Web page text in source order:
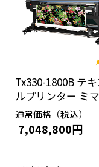
Tx330-1800B テ
ルプリンター ミ
通常価格（税込）
7,048,800円